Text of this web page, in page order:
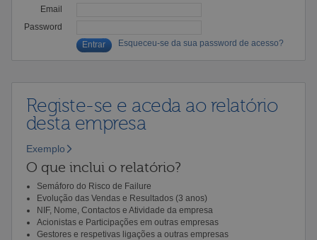
Email
Password
Esqueceu-se da sua password de acesso?
Registe-se e aceda ao relatório
desta empresa
Exemplo
O que inclui o relatório?
Semáforo do Risco de Failure
Evolução das Vendas e Resultados (3 anos)
NIF, Nome, Contactos e Atividade da empresa
Acionistas e Participações em outras empresas
Gestores e respetivas ligações a outras empresas